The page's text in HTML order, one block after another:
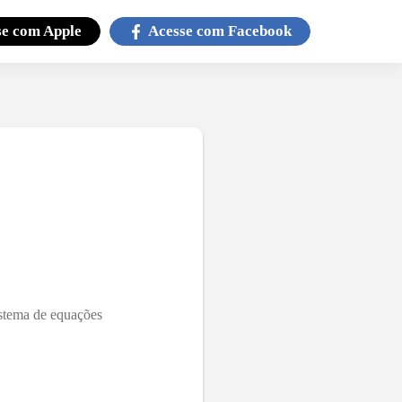
comApple Acesse com Facebook
de equações